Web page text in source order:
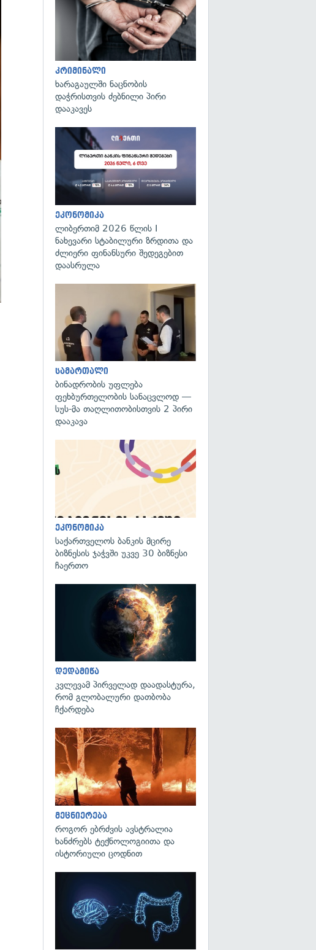
კრიმინალი
ხარაგაულში ნაცნობის
დაჭრისთვის ძებნილი პირი
დააკავეს
ეკონომიკა
ლიბერთიმ 2026 წლის I
ნახევარი სტაბილური ზრდითა და
ძლიერი ფინანსური შედეგებით
დაასრულა
სამართალი
ბინადრობის უფლება
ფეხბურთელობის სანაცვლოდ —
სუს-მა თაღლითობისთვის 2 პირი
დააკავა
ეკონომიკა
საქართველოს ბანკის მცირე
ბიზნესის ჯაჭვში უკვე 30 ბიზნესი
ჩაერთო
დედამიწა
კვლევამ პირველად დაადასტურა,
რომ გლობალური დათბობა
ჩქარდება
მეცნიერება
როგორ ებრძვის ავსტრალია
ხანძრებს ტექნოლოგიითა და
ისტორიული ცოდნით